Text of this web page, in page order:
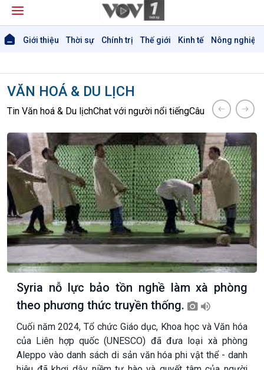
Giới thiệu Thời sự Chính trị Thế giới Kinh tế Nông nghiệp
VĂN HOÁ & DU LỊCH
Tin Văn hoá & Du lịchChat với người nổi tiếngCâu chuyện Thể
Syria nỗ lực bảo tồn nghề làm xà phòng
theo phương thức truyền thống.
Cuối năm 2024, Tổ chức Giáo dục, Khoa học và Văn hóa
của Liên hợp quốc (UNESCO) đã đưa loại xà phòng
Aleppo vào danh sách di sản văn hóa phi vật thể - danh